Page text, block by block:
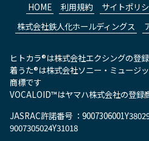
HOME 利用規約 サイトポリ
株式会社鉄人化ホールディングス
ヒトカラ®は株式会社エクシングの登
着うた®は株式会社ソニー・ミュージ
商標です
VOCALOID™はヤマハ株式会社の登録
JASRAC許諾番号 ：
9007305024Y31018